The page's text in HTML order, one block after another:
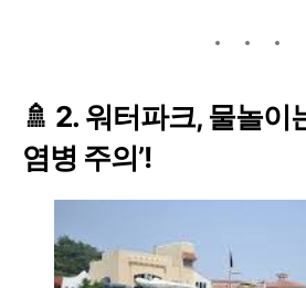
🚿 2. 워터파크, 물놀이
염병 주의’!